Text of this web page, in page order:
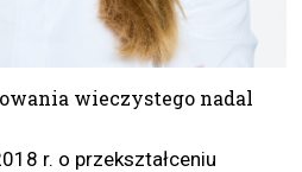
wieczystego nadal
r. o przekształceniu